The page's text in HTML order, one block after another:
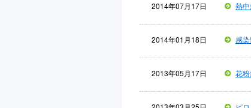
2014年07月17日 熱
2014年01月18日 感
2013年05月17日 花